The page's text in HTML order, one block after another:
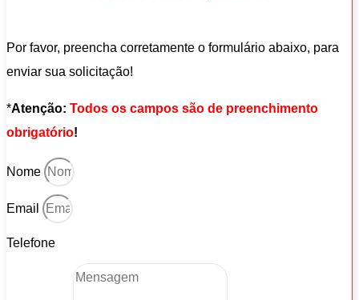
Por favor, preencha corretamente o formulário abaixo, para
enviar sua solicitação!
*Atenção: Todos os campos são de preenchimento
obrigatório!
Nome
Email
Telefone